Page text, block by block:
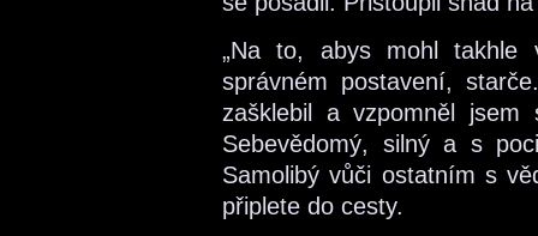
„Na to, abys mohl
správném postavení,
zašklebil a vzpomněl
Sebevědomý, silný a s
Samolibý vůči ostatním s
připlete do cesty.